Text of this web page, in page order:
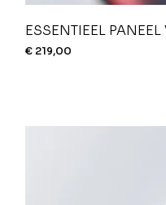
ESSENTIEEL
€ 219,00